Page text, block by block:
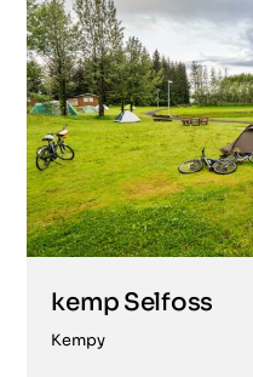
kemp Selfoss
Kempy